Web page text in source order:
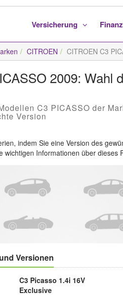
Versicherung Finanz
CITROEN CITROEN C3
2009: Wahl
C3 PICASSO der
Version
indem Sie eine Version des
wichtigen Informationen über dieses
Versionen
C3 Picasso 1.4i 16V
Exclusive